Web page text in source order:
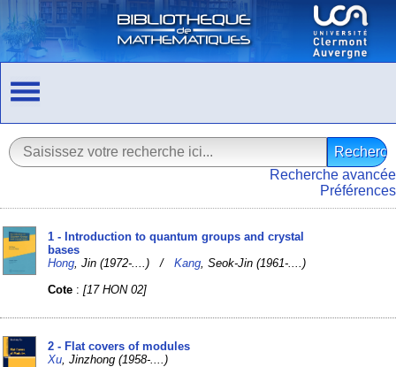
Recherche avancée
Préférences
1 - Introduction to quantum groups and crystal
bases
Hong , Jin (1972-....) /Kang , Seok-Jin (1961-....)
Cote :[17 HON 02]
2 - Flat covers of modules
Xu , Jinzhong (1958-....)